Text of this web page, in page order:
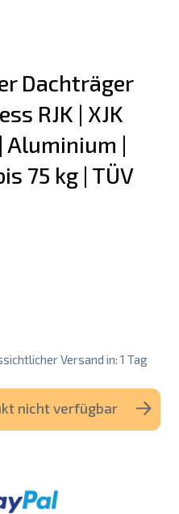
Dachträger
RJK | XJK
Aluminium |
75 kg | TÜV
Versand in: 1 Tag
nicht verfügbar